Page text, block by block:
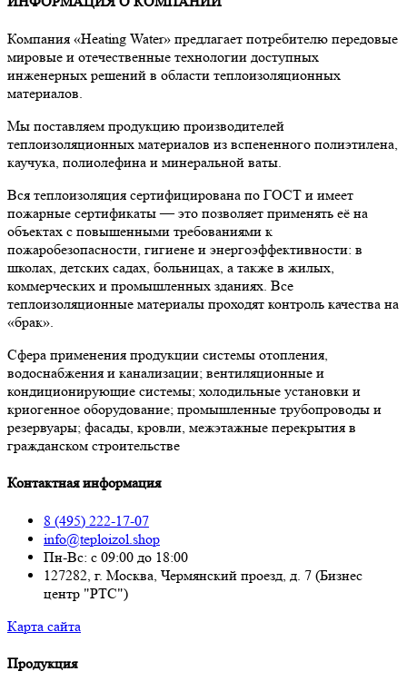
Компания «Heating Water» предлагает потребителю передовые
мировые и отечественные технологии доступных
инженерных решений в области теплоизоляционных
материалов.
Мы поставляем продукцию производителей
теплоизоляционных материалов из вспененного полиэтилена,
каучука, полиолефина и минеральной ваты.
Вся теплоизоляция сертифицирована по ГОСТ и имеет
пожарные сертификаты — это позволяет применять её на
объектах с повышенными требованиями к
пожаробезопасности, гигиене и энергоэффективности: в
школах, детских садах, больницах, а также в жилых,
коммерческих и промышленных зданиях. Все
теплоизоляционные материалы проходят контроль качества на
«брак».
Сфера применения продукции системы отопления,
водоснабжения и канализации; вентиляционные и
кондиционирующие системы; холодильные установки и
криогенное оборудование; промышленные трубопроводы и
резервуары; фасады, кровли, межэтажные перекрытия в
гражданском строительстве
Контактная информация
8 (495) 222-17-07
info@teploizol.shop
Пн-Вс: с 09:00 до 18:00
127282, г. Москва, Чермянский проезд, д. 7 (Бизнес
центр "РТС")
Карта сайта
Продукция